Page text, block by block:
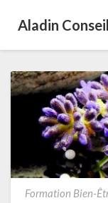
Aladin Conseil
Formation Bien-